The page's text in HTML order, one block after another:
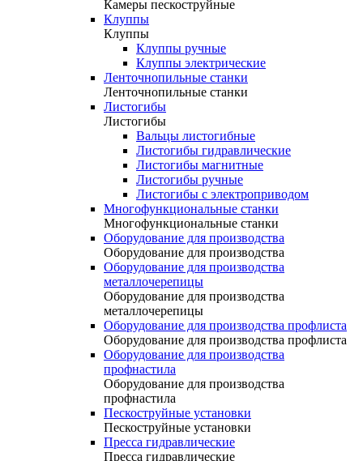
Камеры пескоструйные
Клуппы
Клуппы
Клуппы ручные
Клуппы электрические
Ленточнопильные станки
Ленточнопильные станки
Листогибы
Листогибы
Вальцы листогибные
Листогибы гидравлические
Листогибы магнитные
Листогибы ручные
Листогибы с электроприводом
Многофункциональные станки
Многофункциональные станки
Оборудование для производства
Оборудование для производства
Оборудование для производства
металлочерепицы
Оборудование для производства
металлочерепицы
Оборудование для производства профлиста
Оборудование для производства профлиста
Оборудование для производства
профнастила
Оборудование для производства
профнастила
Пескоструйные установки
Пескоструйные установки
Пресса гидравлические
Пресса гидравлические